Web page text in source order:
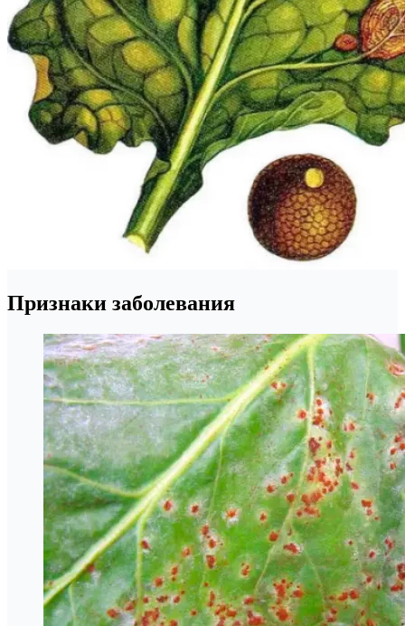
Признаки заболевания